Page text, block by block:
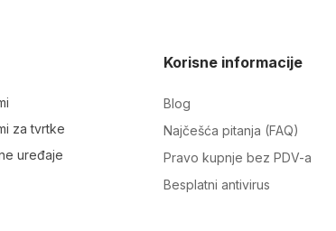
za tvrtke
uređaje
Korisne informacije
Blog
Najčešća pitanja (FAQ)
Pravo kupnje bez PDV-a
Besplatni antivirus